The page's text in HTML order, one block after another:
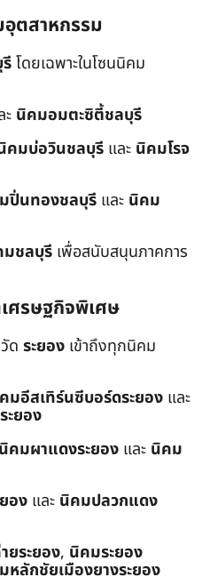
ตสาหกรรม
โดยเฉพาะในโซนนิคม
ะ นิคมอมตะซิตี้ชลบุรี
คมบ่อวินชลบุรี และ นิคมโรจ
ปิ่นทองชลบุรี และ นิคม
ชลบุรี เพื่อสนับสนุนภาคการ
ศรษฐกิจพิเศษ
ด ระยอง เข้าถึงทุกนิคม
มอีสเทิร์นซีบอร์ดระยอง และ
ะยอง
นิคมผาแดงระยอง และ นิคม
อง และ นิคมปลวกแดง
ยระยอง, นิคมระยอง
หลักชัยเมืองยางระยอง